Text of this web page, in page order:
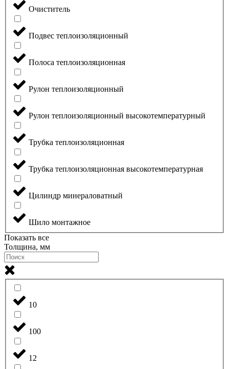
Очиститель
Подвес теплоизоляционный
Полоса теплоизоляционная
Рулон теплоизоляционный
Рулон теплоизоляционный высокотемпературный
Трубка теплоизоляционная
Трубка теплоизоляционная высокотемпературная
Цилиндр минераловатный
Шило монтажное
Показать все
Толщина, мм
10
100
12